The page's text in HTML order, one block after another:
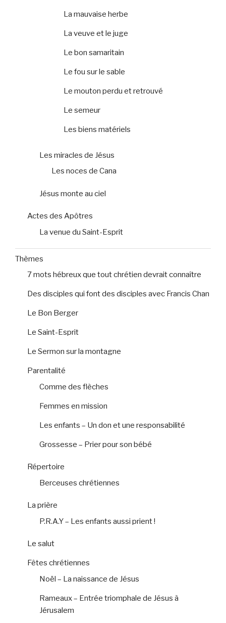
La mauvaise herbe
La veuve et le juge
Le bon samaritain
Le fou sur le sable
Le mouton perdu et retrouvé
Le semeur
Les biens matériels
Les miracles de Jésus
Les noces de Cana
Jésus monte au ciel
Actes des Apôtres
La venue du Saint-Esprit
Thèmes
7 mots hébreux que tout chrétien devrait connaître
Des disciples qui font des disciples avec Francis Chan
Le Bon Berger
Le Saint-Esprit
Le Sermon sur la montagne
Parentalité
Comme des flèches
Femmes en mission
Les enfants – Un don et une responsabilité
Grossesse – Prier pour son bébé
Répertoire
Berceuses chrétiennes
La prière
P.R.A.Y – Les enfants aussi prient !
Le salut
Fêtes chrétiennes
Noël – La naissance de Jésus
Rameaux – Entrée triomphale de Jésus à
Jérusalem